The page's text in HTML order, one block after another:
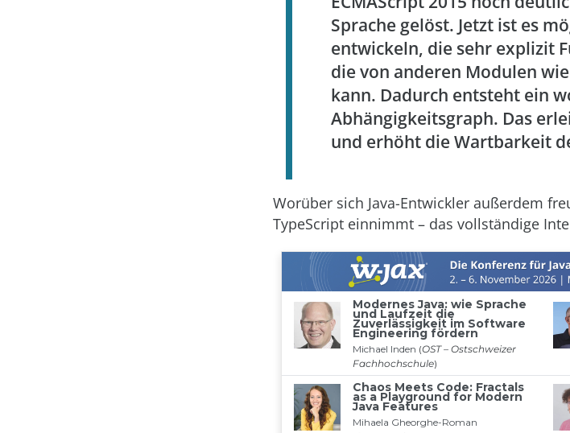
Sprache gelöst. Jetzt ist es
entwickeln, die sehr explizit
die von anderen Modulen
kann. Dadurch entsteht ein
Abhängigkeitsgraph. Das
und erhöht die Wartbarkeit
Worüber sich Java-Entwickler außerdem
TypeScript einnimmt – das vollständige